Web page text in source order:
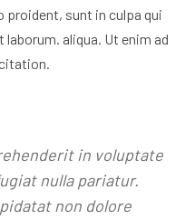
sunt in culpa qui
aliqua. Ut enim ad
in voluptate
nulla pariatur.
non dolore